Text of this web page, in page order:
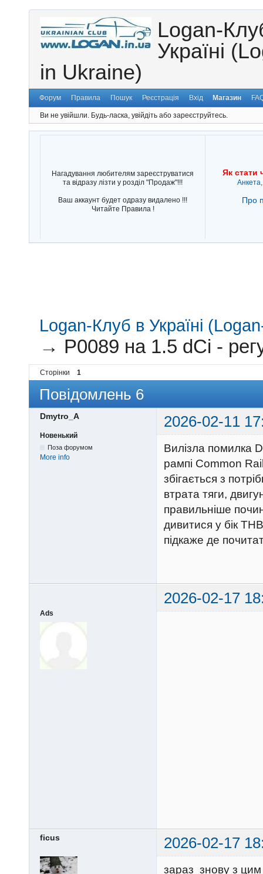
Logan-
Україні
in Ukraine)
Форум Правила Пошук Реєстрація Вхід Магазин
Ви не увійшли. Будь-ласка, увійдіть або зареєструйтесь.
Нагадування любителям зареєструватися
та відразу лізти у розділ "Продаж"!!!
Ваш аккаунт будет одразу видалено !!!
Читайте Правила !
Як стати
Про
Logan-Клуб в Україні
→ P0089 на 1.5 dCi -
Сторінки 1
Повідомлень 6
Dmytro_A 2026-02-11
Новенький
Поза форумом
More info
Вилізла помилка
рампі Common
збігається з
втрата тяги,
правильніше
дивитися у бік
підкаже де
2026-02-17
Ads
ficus 2026-02-17
зараз знову з